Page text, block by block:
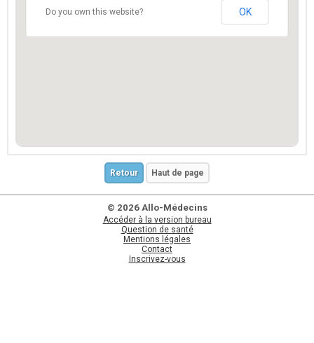
Do you own this website? OK
Retour Haut de page
© 2026 Allo-Médecins
Accéder à la version bureau
Question de santé
Mentions légales
Contact
Inscrivez-vous